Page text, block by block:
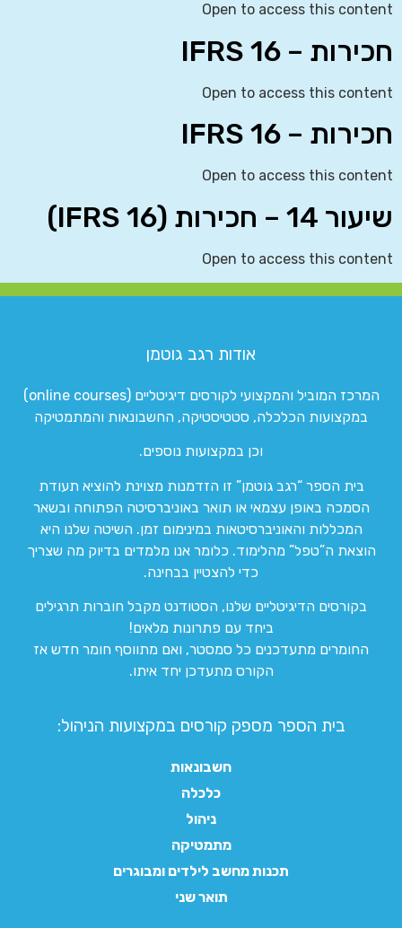
Open to access this content
חכירות – IFRS 16
Open to access this content
חכירות – IFRS 16
Open to access this content
שיעור 14 – חכירות (IFRS 16)
Open to access this content
אודות רגב גוטמן
המרכז המוביל והמקצועי לקורסים דיגיטליים (online courses)
במקצועות הכלכלה, סטטיסטיקה, החשבונאות והמתמטיקה
וכן במקצועות נוספים.
בית הספר “רגב גוטמן” זו הזדמנות מצוינת להוציא תעודת
הסמכה באופן עצמאי או תואר באוניברסיטה הפתוחה ובשאר
המכללות והאוניברסיטאות במינימום זמן. השיטה שלנו היא
הוצאת ה”טפל” מהלימוד. כלומר אנו מלמדים בדיוק מה שצריך
כדי להצטיין בבחינה.
בקורסים הדיגיטליים שלנו, הסטודנט מקבל חוברות תרגילים
ביחד עם פתרונות מלאים!
החומרים מתעדכנים כל סמסטר, ואם מתווסף חומר חדש אז
הקורס מתעדכן יחד איתו.
בית הספר מספק קורסים במקצועות הניהול:
חשבונאות
כלכלה
ניהול
מתמטיקה
תכנות מחשב לילדים ומבוגרים
תואר שני